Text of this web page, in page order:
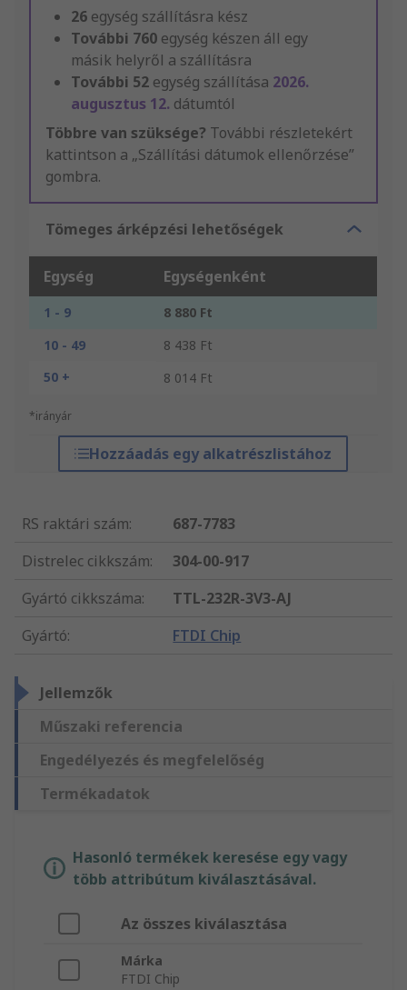
26 egység szállításra kész
További 760 egység készen áll egy
másik helyről a szállításra
További 52 egység szállítása 2026.
augusztus 12. dátumtól
Többre van szüksége? További részletekért
kattintson a „Szállítási dátumok ellenőrzése”
gombra.
Tömeges árképzési lehetőségek
Egység Egységenként
1 - 9
8 880 Ft
10 - 49
8 438 Ft
50 +
8 014 Ft
*irányár
Hozzáadás egy alkatrészlistához
RS raktári szám:
687-7783
Distrelec cikkszám:
304-00-917
Gyártó cikkszáma:
TTL-232R-3V3-AJ
Gyártó: FTDI Chip
Jellemzők
Műszaki referencia
Engedélyezés és megfelelőség
Termékadatok
Hasonló termékek keresése egy vagy
több attribútum kiválasztásával.
Az összes kiválasztása
Márka
FTDI Chip